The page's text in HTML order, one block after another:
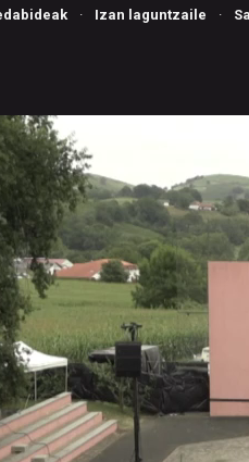
· Izan laguntzaile ·